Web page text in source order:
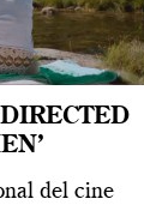
del cine